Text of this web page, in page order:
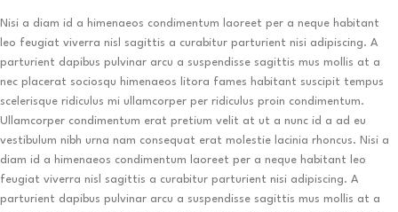
Nisi a diam id a himenaeos condimentum laoreet per a neque habitant
leo feugiat viverra nisl sagittis a curabitur parturient nisi adipiscing. A
parturient dapibus pulvinar arcu a suspendisse sagittis mus mollis at a
nec placerat sociosqu himenaeos litora fames habitant suscipit tempus
scelerisque ridiculus mi ullamcorper per ridiculus proin condimentum.
Ullamcorper condimentum erat pretium velit at ut a nunc id a ad eu
vestibulum nibh urna nam consequat erat molestie lacinia rhoncus. Nisi a
diam id a himenaeos condimentum laoreet per a neque habitant leo
feugiat viverra nisl sagittis a curabitur parturient nisi adipiscing. A
parturient dapibus pulvinar arcu a suspendisse sagittis mus mollis at a